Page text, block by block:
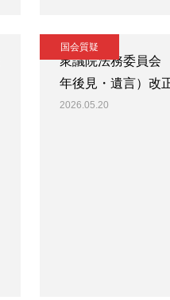
国会質疑
衆議院法務委員
年後見・遺言）改
2026.05.20